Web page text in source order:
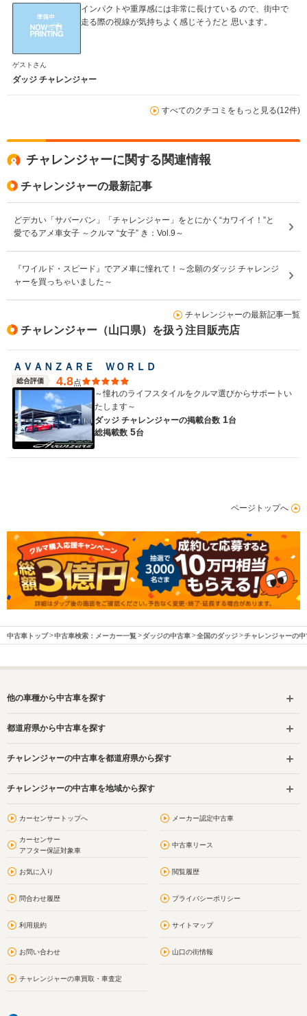
インパクトや重厚感には非常に長けている ので、街中で
走る際の視線が気持ちよく感じそうだと 思います。
ゲストさん
ダッジ チャレンジャー
すべてのクチコミをもっと見る(12件)
チャレンジャーに関する関連情報
チャレンジャーの最新記事
どデカい「サバーバン」「チャレンジャー」をとにかく“カワイイ！”と
愛でるアメ車女子 ～クルマ “女子” き：Vol.9～
『ワイルド・スピード』でアメ車に憧れて！～念願のダッジ チャレンジ
ャーを買っちゃいました～
チャレンジャーの最新記事一覧
チャレンジャー（山口県）を扱う注目販売店
ＡＶＡＮＺＡＲＥ ＷＯＲＬＤ
総合評価 4.8点
～憧れのライフスタイルをクルマ選びからサポートい
たします～
ダッジ チャレンジャーの掲載台数 1台
総掲載数 5台
ページトップへ
中古車トップ 中古車検索：メーカー一覧 ダッジの中古車 全国のダッジ チャレンジャーの中
他の車種から中古車を探す
都道府県から中古車を探す
チャレンジャーの中古車を都道府県から探す
チャレンジャーの中古車を地域から探す
カーセンサートップへ メーカー認定中古車
カーセンサー
アフター保証対象車
中古車リース
お気に入り 閲覧履歴
問合わせ履歴 プライバシーポリシー
利用規約 サイトマップ
お問い合わせ 山口の街情報
チャレンジャーの車買取・車査定